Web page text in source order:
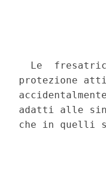
Le
protezione
adatti alle